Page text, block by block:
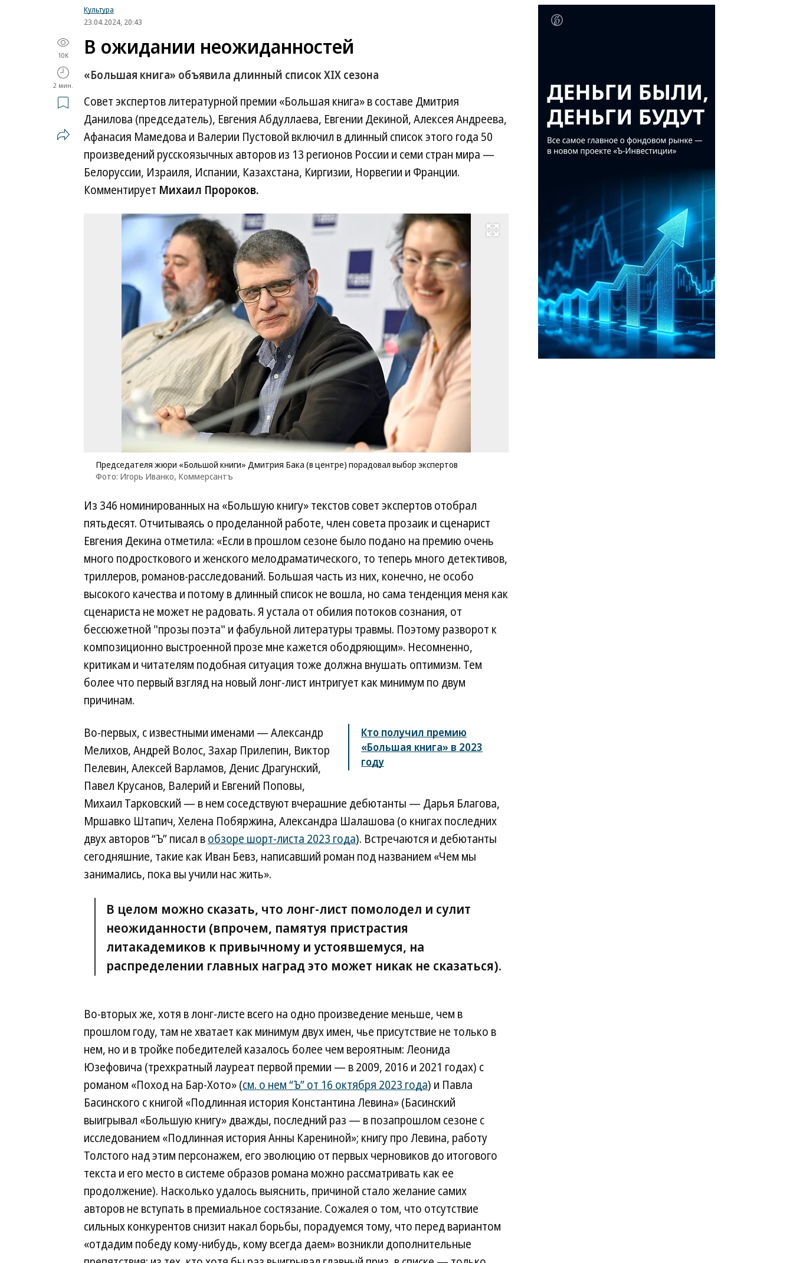
Культура
23.04.2024, 20:43
10K
2 мин.
В ожидании неожиданностей
«Большая книга» объявила длинный список XIX сезона
Совет экспертов литературной премии «Большая книга» в составе Дмитрия
Данилова (председатель), Евгения Абдуллаева, Евгении Декиной, Алексея Андреева,
Афанасия Мамедова и Валерии Пустовой включил в длинный список этого года 50
произведений русскоязычных авторов из 13 регионов России и семи стран мира —
Белоруссии, Израиля, Испании, Казахстана, Киргизии, Норвегии и Франции.
Комментирует Михаил Пророков.
Развернуть на весь экран
Председателя жюри «Большой книги» Дмитрия Бака (в центре) порадовал выбор экспертов
Фото: Игорь Иванко, Коммерсантъ
Председателя
жюри
«Большой
книги»
Дмитрия
порадовал
Из 346 номинированных на «Большую книгу» текстов совет экспертов отобрал
пятьдесят. Отчитываясь о проделанной работе, член совета прозаик и сценарист
Евгения Декина отметила: «Если в прошлом сезоне было подано на премию очень
много подросткового и женского мелодраматического, то теперь много детективов,
триллеров, романов-расследований. Большая часть из них, конечно, не особо
высокого качества и потому в длинный список не вошла, но сама тенденция меня как
сценариста не может не радовать. Я устала от обилия потоков сознания, от
бессюжетной "прозы поэта" и фабульной литературы травмы. Поэтому разворот к
композиционно выстроенной прозе мне кажется ободряющим». Несомненно,
критикам и читателям подобная ситуация тоже должна внушать оптимизм. Тем
более что первый взгляд на новый лонг-лист интригует как минимум по двум
причинам.
Кто получил премию
«Большая книга» в 2023
году
Во-первых, с известными именами — Александр
Мелихов, Андрей Волос, Захар Прилепин, Виктор
Пелевин, Алексей Варламов, Денис Драгунский,
Павел Крусанов, Валерий и Евгений Поповы,
Михаил Тарковский — в нем соседствуют вчерашние дебютанты — Дарья Благова,
Мршавко Штапич, Хелена Побяржина, Александра Шалашова (о книгах последних
двух авторов “Ъ” писал вобзоре шорт-листа 2023 года). Встречаются и дебютанты
сегодняшние, такие как Иван Бевз, написавший роман под названием «Чем мы
занимались, пока вы учили нас жить».
В целом можно сказать, что лонг-лист помолодел и сулит
неожиданности (впрочем, памятуя пристрастия
литакадемиков к привычному и устоявшемуся, на
распределении главных наград это может никак не сказаться).
Во-вторых же, хотя в лонг-листе всего на одно произведение меньше, чем в
прошлом году, там не хватает как минимум двух имен, чье присутствие не только в
нем, но и в тройке победителей казалось более чем вероятным: Леонида
Юзефовича (трехкратный лауреат первой премии — в 2009, 2016 и 2021 годах) с
романом «Поход на Бар-Хото» (см. о нем “Ъ” от 16 октября 2023 года) и Павла
Басинского с книгой «Подлинная история Константина Левина» (Басинский
выигрывал «Большую книгу» дважды, последний раз — в позапрошлом сезоне с
исследованием «Подлинная история Анны Карениной»; книгу про Левина, работу
Толстого над этим персонажем, его эволюцию от первых черновиков до итогового
текста и его место в системе образов романа можно рассматривать как ее
продолжение). Насколько удалось выяснить, причиной стало желание самих
авторов не вступать в премиальное состязание. Сожалея о том, что отсутствие
сильных конкурентов снизит накал борьбы, порадуемся тому, что перед вариантом
«отдадим победу кому-нибудь, кому всегда даем» возникли дополнительные